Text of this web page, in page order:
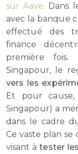
sur Aave. Dans
avec la banque
effectué des
finance
première
Singapour, le
vers les
Et pour
Singapour) a
dans le cadre
Ce vaste plan se
visant àtester